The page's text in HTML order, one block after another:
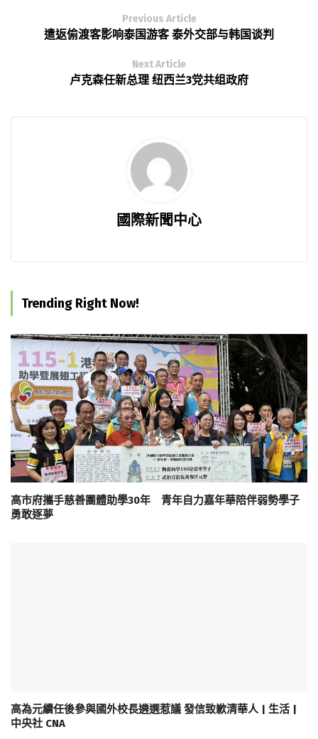
Previous Article
遣返偷渡客影响泰国游客 泰外交部与韩国谈判
Next Article
卢克森任新总理 纽西兰3党共组政府
國際新聞中心
Trending Right Now!
高市府攜手慈善團體助學30年 青年自力嘉年華陪伴弱勢學子
勇敢逐夢
高為元續任後參與國外校長遴選惹議 發信致歉清華人 | 生活 |
中央社 CNA